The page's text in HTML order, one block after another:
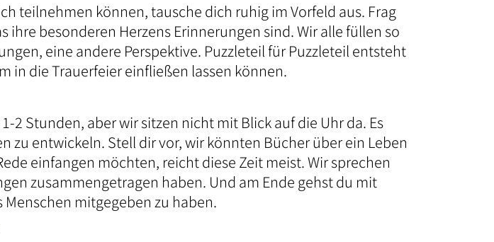
teilnehmen können, tausche dich ruhig im Vorfeld aus. Frag
besonderen Herzens Erinnerungen sind. Wir alle füllen so
eine andere Perspektive. Puzzleteil für Puzzleteil entsteht
in die Trauerfeier einfließen lassen können.
2 Stunden, aber wir sitzen nicht mit Blick auf die Uhr da. Es
zu entwickeln. Stell dir vor, wir könnten Bücher über ein Leben
einfangen möchten, reicht diese Zeit meist. Wir sprechen
zusammengetragen haben. Und am Ende gehst du mit
Menschen mitgegeben zu haben.